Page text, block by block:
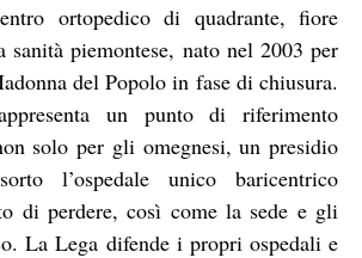
ortopedico di quadrante, fiore
sanità piemontese, nato nel 2003 per
del Popolo in fase di chiusura.
un punto di riferimento
solo per gli omegnesi, un presidio
l’ospedale unico baricentrico
di perdere, così come la sede e gli
La Lega difende i propri ospedali e